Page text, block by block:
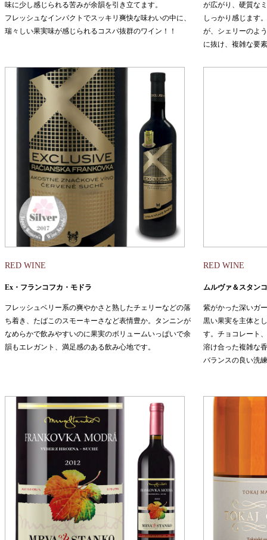
味に少し感じられる苦みが余韻を引き立てます。
フレッシュなインパクトでスッキリ爽快な味わいの中に、
瑞々しい果実味が感じられるコスパ抜群のワイン！！
が広がり、硬質な
しっかり感じます
が、シェリーのよ
に抜け、複雑な要
RED WINE
Ex・フランコフカ・モドラ
フレッシュベリー系の爽やかさと熟したチェリーなどの落
ち着き、たばこのスモーキーさなど表情豊か。タンニンが
なめらかで飲みやすいのに果実のボリュームいっぱいで余
韻もエレガント、満足感のある飲み心地です。
RED WINE
ムルヴァ＆スタン
紫がかった深いガ
黒い果実を主体と
す。チョコレート
溶け合った複雑な
バランスの良い洗